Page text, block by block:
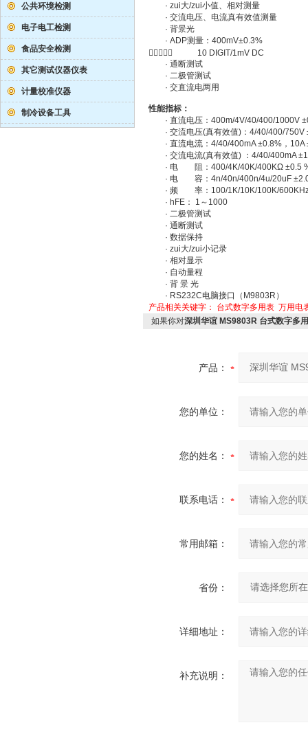
公共环境检测
电子电工检测
食品安全检测
其它测试仪器仪表
计量校准仪器
制冷设备工具
· zui大/zui小值、相对测量
· 交流电压、电流真有效值测量
· 背景光
· ADP测量：400mV±0.3%
 10 DIGIT/1mV DC
· 通断测试
· 二极管测试
· 交直流电两用
性能指标：
· 直流电压：400m/4V/40/400/1000V
· 交流电压(真有效值)：4/40/400/750V
· 直流电流：4/40/400mA ±0.8%，10A
· 交流电流(真有效值) ：4/40/400mA
· 电 阻：400/4K/40K/400KΩ ±0.5 %
· 电 容：4n/40n/400n/4u/20uF ±2.0
· 频 率：100/1K/10K/100K/600KHz
· hFE： 1～1000
· 二极管测试
· 通断测试
· 数据保持
· zui大/zui小记录
· 相对显示
· 自动量程
· 背 景 光
· RS232C电脑接口（M9803R）
产品相关关键字： 台式数字多用表 万用电
如果你对深圳华谊 MS9803R 台式数字多
产品：
您的单位：
您的姓名：
联系电话：
常用邮箱：
省份：
详细地址：
补充说明：